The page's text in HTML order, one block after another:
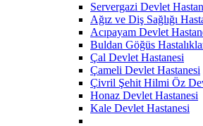
Servergazi Devlet
Ağız ve Diş Sağlığı
Acıpayam Devlet
Buldan Göğüs
Çal Devlet Hastanesi
Çameli Devlet Hastanesi
Çivril Şehit Hilmi Öz
Honaz Devlet Hastanesi
Kale Devlet Hastanesi